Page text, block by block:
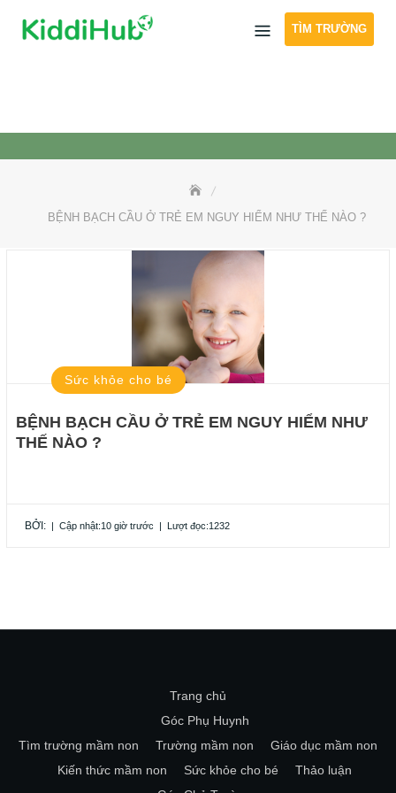
TÌM TRƯỜNG
BỆNH BẠCH CẦU Ở TRẺ EM NGUY HIỂM NHƯ THẾ NÀO ?
Sức khỏe cho bé
BỆNH BẠCH CẦU Ở TRẺ EM NGUY HIỂM NHƯ
THẾ NÀO ?
BỞI: | Cập nhật:10 giờ trước | Lượt đọc:1232
Trang chủ
Góc Phụ Huynh
Tìm trường mầm non
Trường mầm non
Giáo dục mầm non
Kiến thức mầm non
Sức khỏe cho bé
Thảo luận